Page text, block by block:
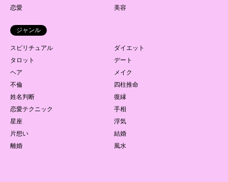
恋愛
美容
ジャンル
スピリチュアル
ダイエット
タロット
デート
ヘア
メイク
不倫
四柱推命
姓名判断
復縁
恋愛テクニック
手相
星座
浮気
片想い
結婚
離婚
風水